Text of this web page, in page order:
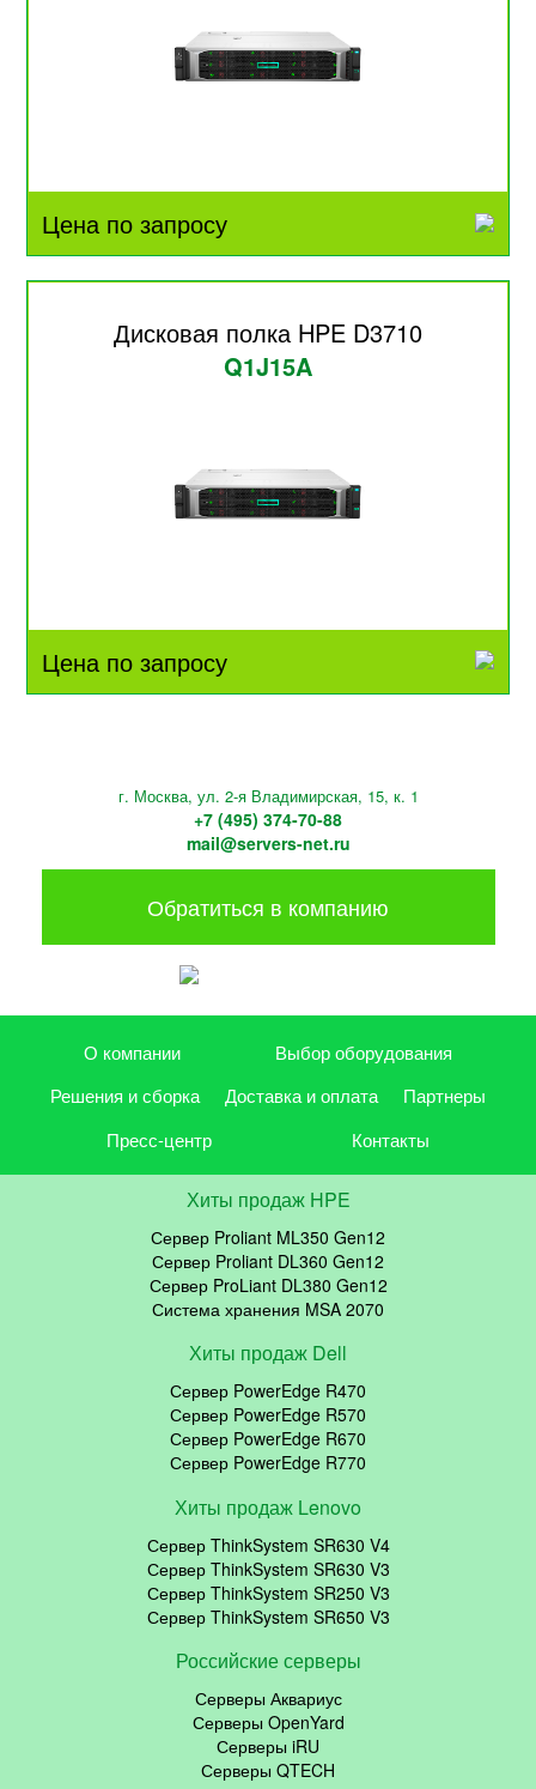
Цена по запросу
Дисковая полка HPE D3710
Q1J15A
Цена по запросу
г. Москва, ул. 2-я Владимирская, 15, к. 1
+7 (495) 374-70-88
mail@servers-net.ru
Обратиться в компанию
О компании
Выбор оборудования
Решения и сборка
Доставка и оплата
Партнеры
Пресс-центр
Контакты
Хиты продаж HPE
Сервер Proliant ML350 Gen12
Сервер Proliant DL360 Gen12
Сервер ProLiant DL380 Gen12
Система хранения MSA 2070
Хиты продаж Dell
Сервер PowerEdge R470
Сервер PowerEdge R570
Сервер PowerEdge R670
Сервер PowerEdge R770
Хиты продаж Lenovo
Сервер ThinkSystem SR630 V4
Сервер ThinkSystem SR630 V3
Сервер ThinkSystem SR250 V3
Сервер ThinkSystem SR650 V3
Российские серверы
Серверы Аквариус
Серверы OpenYard
Серверы iRU
Серверы QTECH